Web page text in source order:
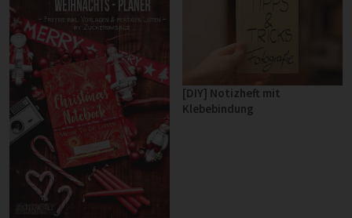
[DIY] Notizheft mit
Klebebindung